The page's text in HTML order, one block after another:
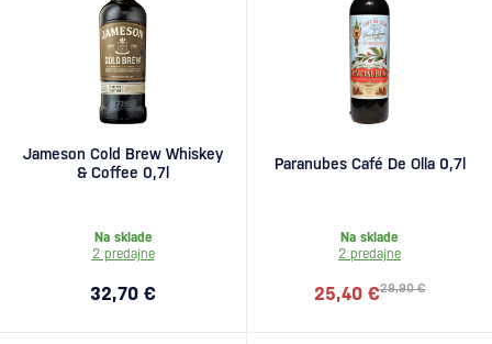
Jameson Cold Brew Whiskey
& Coffee 0,7l
Na sklade
2 predajne
32,70 €
Paranubes Café De Olla 0,7l
Na sklade
2 predajne
29,90 €
25,40 €